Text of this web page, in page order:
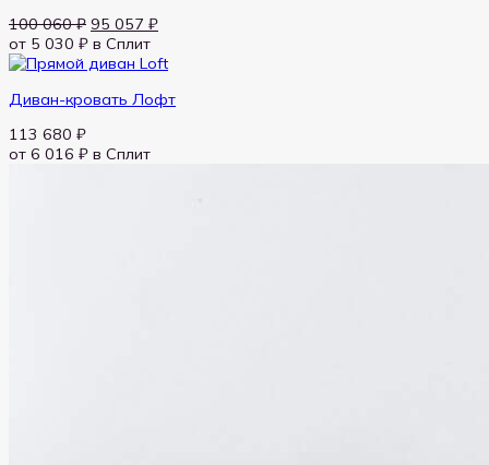
100 060₽ Первоначальная
цена
составляла
95 057 ₽Текущая
95 057 ₽.
от 5 030 ₽ в Сплит
Диван-кровать Лофт
113 680 ₽
от 6 016 ₽ в Сплит